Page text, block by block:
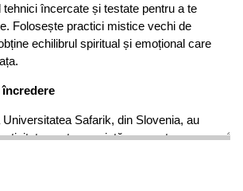
tehnici încercate și testate pentru a te
Folosește practici mistice vechi de
echilibrul spiritual și emoțional care
încredere
Safarik, din Slovenia, au
este asociată cu creșterea
eficacității sociale. Imaginează-ți acest